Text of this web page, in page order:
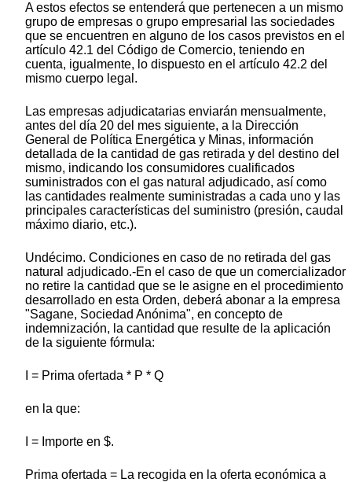
A estos efectos se entenderá que pertenecen a un mismo
grupo de empresas o grupo empresarial las sociedades
que se encuentren en alguno de los casos previstos en el
artículo 42.1 del Código de Comercio, teniendo en
cuenta, igualmente, lo dispuesto en el artículo 42.2 del
mismo cuerpo legal.
Las empresas adjudicatarias enviarán mensualmente,
antes del día 20 del mes siguiente, a la Dirección
General de Política Energética y Minas, información
detallada de la cantidad de gas retirada y del destino del
mismo, indicando los consumidores cualificados
suministrados con el gas natural adjudicado, así como
las cantidades realmente suministradas a cada uno y las
principales características del suministro (presión, caudal
máximo diario, etc.).
Undécimo. Condiciones en caso de no retirada del gas
natural adjudicado.-En el caso de que un comercializador
no retire la cantidad que se le asigne en el procedimiento
desarrollado en esta Orden, deberá abonar a la empresa
"Sagane, Sociedad Anónima", en concepto de
indemnización, la cantidad que resulte de la aplicación
de la siguiente fórmula:
I = Prima ofertada * P * Q
en la que:
I = Importe en $.
Prima ofertada = La recogida en la oferta económica a